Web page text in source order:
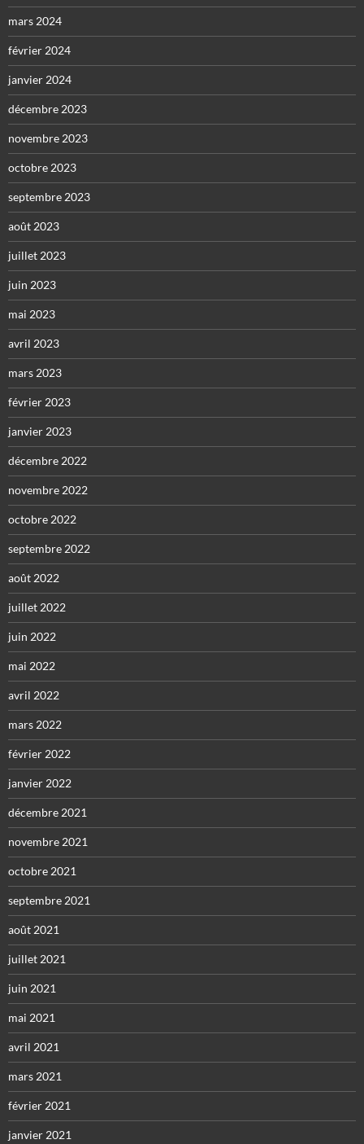
mars 2024
février 2024
janvier 2024
décembre 2023
novembre 2023
octobre 2023
septembre 2023
août 2023
juillet 2023
juin 2023
mai 2023
avril 2023
mars 2023
février 2023
janvier 2023
décembre 2022
novembre 2022
octobre 2022
septembre 2022
août 2022
juillet 2022
juin 2022
mai 2022
avril 2022
mars 2022
février 2022
janvier 2022
décembre 2021
novembre 2021
octobre 2021
septembre 2021
août 2021
juillet 2021
juin 2021
mai 2021
avril 2021
mars 2021
février 2021
janvier 2021